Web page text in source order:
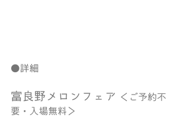
●詳細
富良野メロンフェア
＜ご予約不
要・入場無料＞